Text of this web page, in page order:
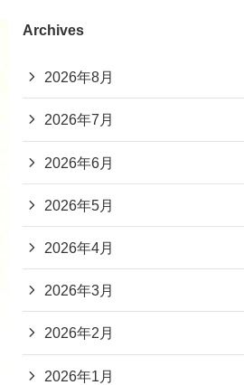
Archives
2026年8月
2026年7月
2026年6月
2026年5月
2026年4月
2026年3月
2026年2月
2026年1月